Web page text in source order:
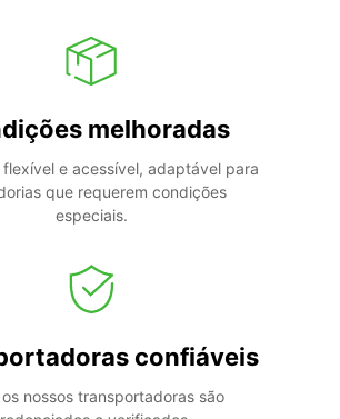
melhoradas
e acessível, adaptável para
que requerem condições
especiais.
confiáveis
nossos transportadoras são